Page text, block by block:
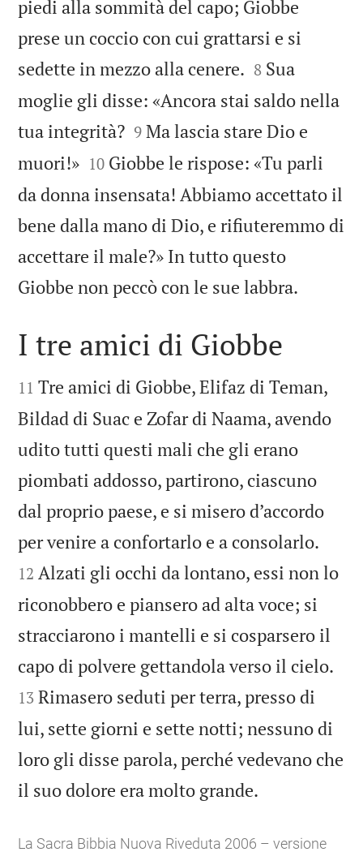
piedi alla sommità del capo; Giobbe
prese un coccio con cui grattarsi e si
sedette in mezzo alla cenere. 

8 Sua
moglie gli disse: «Ancora stai saldo nella
tua integrità?
9 Ma lascia stare Dio e
muori!»
10 Giobbe le rispose: «Tu parli
da donna insensata! Abbiamo accettato il
bene dalla mano di Dio, e rifiuteremmo di
accettare il male?» In tutto questo
Giobbe non peccò con le sue labbra.

I tre amici di Giobbe

11 Tre amici di Giobbe, Elifaz di Teman,
Bildad di Suac e Zofar di Naama, avendo
udito tutti questi mali che gli erano
piombati addosso, partirono, ciascuno
dal proprio paese, e si misero d’accordo
per venire a confortarlo e a consolarlo.
12 Alzati gli occhi da lontano, essi non lo
riconobbero e piansero ad alta voce; si
stracciarono i mantelli e si cosparsero il
capo di polvere gettandola verso il cielo.
13 Rimasero seduti per terra, presso di
lui, sette giorni e sette notti; nessuno di
loro gli disse parola, perché vedevano che
il suo dolore era molto grande.
La Sacra Bibbia Nuova Riveduta 2006 – versione